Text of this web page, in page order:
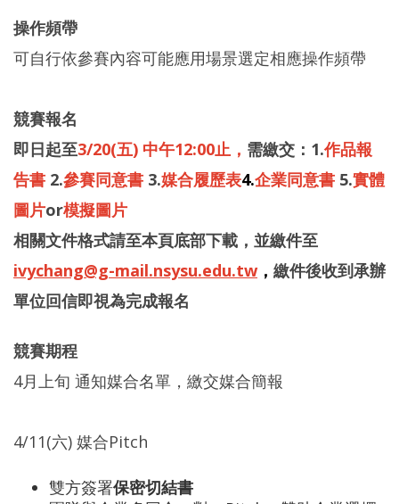
操作頻帶
可自行依參賽內容可能應用場景選定相應操作頻帶
競賽報名
即日起至3/20(五) 中午12:00止， 需繳交：1.作品報
告書 2.參賽同意書 3.媒合履歷表4.企業同意書 5.實體
圖片or模擬圖片
相關文件格式請至本頁底部下載，並繳件至
ivychang@g-mail.nsysu.edu.tw ， 繳件後收到承辦
單位回信即視為完成報名
競賽期程
4月上旬 通知媒合名單，繳交媒合簡報
4/11(六) 媒合Pitch
雙方簽署保密切結書